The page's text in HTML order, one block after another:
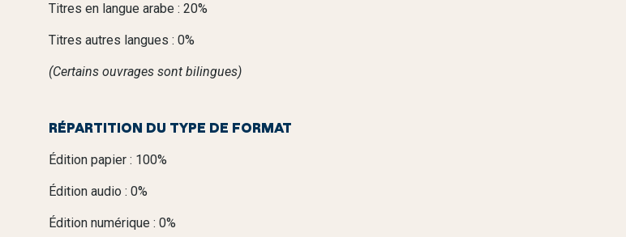
Titres en langue arabe : 20%
Titres autres langues : 0%
(Certains ouvrages sont bilingues)
RÉPARTITION DU TYPE DE FORMAT
Édition papier : 100%
Édition audio : 0%
Édition numérique : 0%